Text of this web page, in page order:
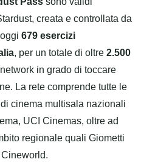
creata e controllata da
oggi679 esercizi
, per un totale di oltre2.500
in grado di toccare
La rete comprende tutte le
cinema multisala nazionali
UCI Cinemas, oltre ad
regionale quali Giometti